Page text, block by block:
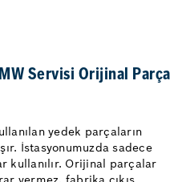
Servisi Orijinal Parça
yedek parçaların
İstasyonumuzda sadece
kullanılır. Orijinal parçalar